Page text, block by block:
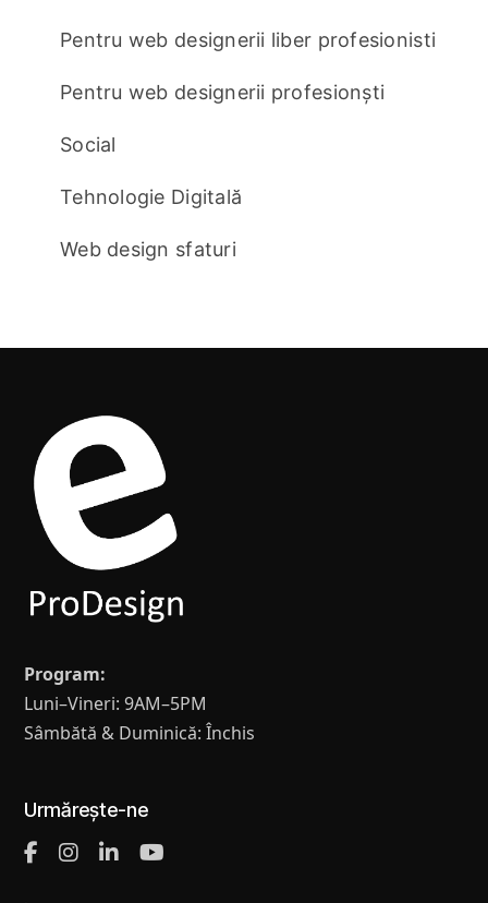
Pentru web designerii liber profesionisti
Pentru web designerii profesionști
Social
Tehnologie Digitală
Web design sfaturi
Program:
Luni–Vineri: 9AM–5PM
Sâmbătă & Duminică: Închis
Urmărește-ne